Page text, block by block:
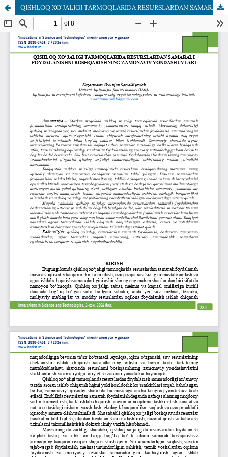
QISHLOQ XO‘JALIGI TARMOQLARIDA RESURSLARDAN SAMARALI FOYDALANISHNI BOSHQARISHNING ZAMONAVIY YONDASHUVLARI